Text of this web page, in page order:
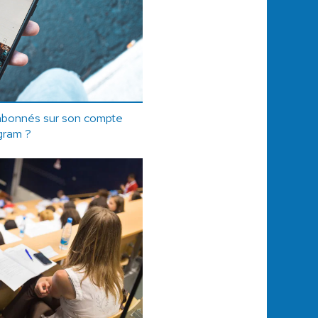
sur son compte
?